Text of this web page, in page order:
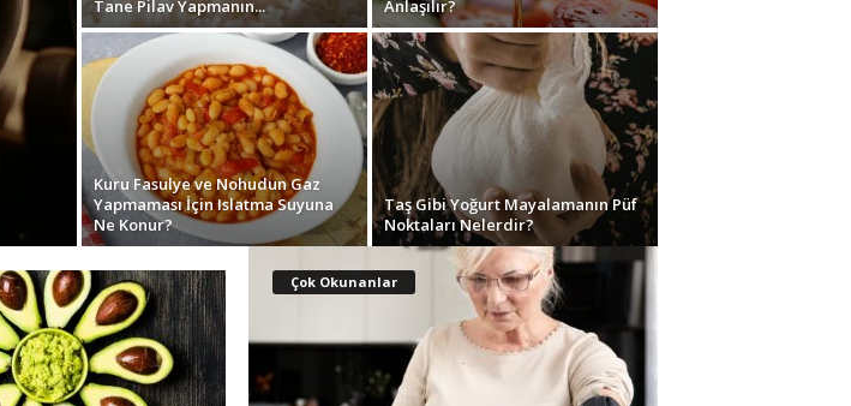
Tane Pilav Yapmanın...
Anlaşılır?
Kuru Fasulye ve Nohudun Gaz
Yapmaması İçin Islatma Suyuna
Ne Konur?
Taş Gibi Yoğurt Mayalamanın Püf
Noktaları Nelerdir?
Çok Okunanlar